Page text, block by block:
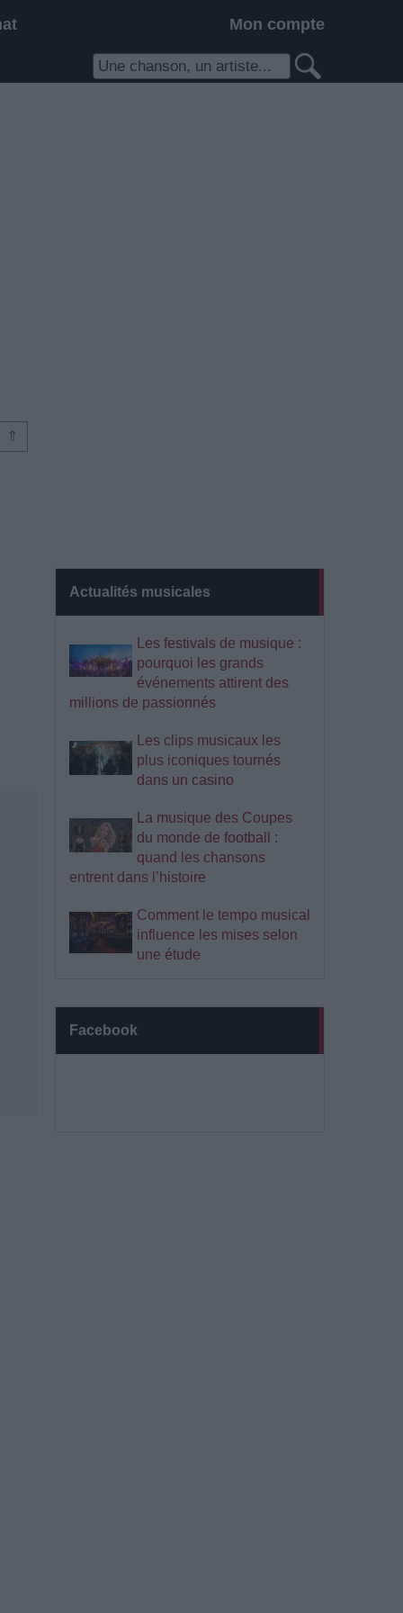
Mon compte
Actualités musicales
Les festivals de musique :
pourquoi les grands
événements attirent des
millions de passionnés
Les clips musicaux les
plus iconiques tournés
dans un casino
La musique des Coupes
du monde de football :
quand les chansons
entrent dans l’histoire
Comment le tempo musical
influence les mises selon
une étude
Facebook
⇑